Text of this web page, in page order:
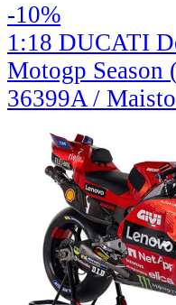
-10%
1:18 DUCATI
Motogp
36399A / Maisto